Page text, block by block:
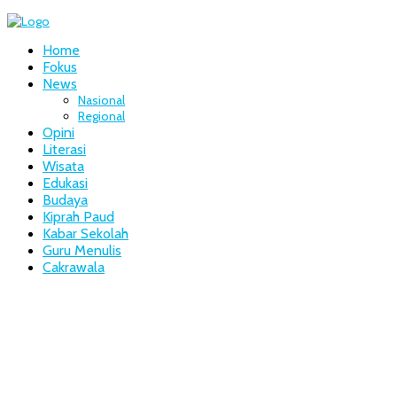
Home
Fokus
News
Nasional
Regional
Opini
Literasi
Wisata
Edukasi
Budaya
Kiprah Paud
Kabar Sekolah
Guru Menulis
Cakrawala